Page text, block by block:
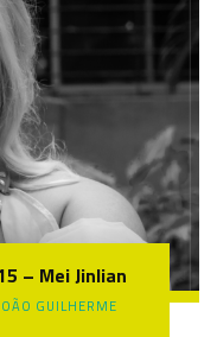
– Mei Jinlian
GUILHERME